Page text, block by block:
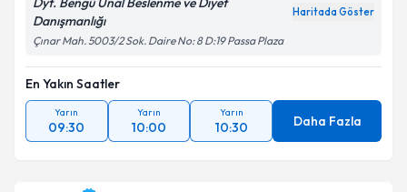
Kişisel verilerimin işlenmesine ilişkin
Aydınlatma
Metni
kapsamda işlenmesini kabul ediyorum.
Takvim Talebini Gönder
Danışmanlığı
Haritada Göster
Çınar Mah. 5003/2 Sok. Daire No: 8 D:19 Passa Plaza
En Yakın Saatler
Yarın
09:30
Yarın
10:00
Yarın
10:30 Daha Fazla